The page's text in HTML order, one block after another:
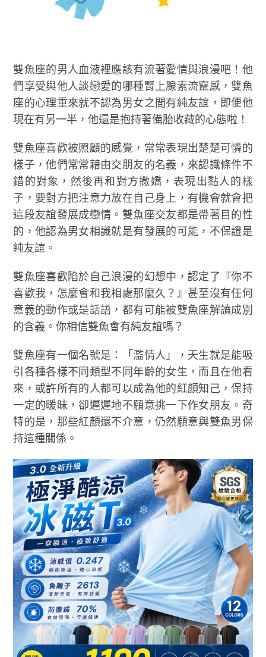
雙魚座的男人血液裡應該有流著愛情與浪漫吧！他
們享受與他人談戀愛的哪種腎上腺素流竄感，雙魚
座的心理重來就不認為男女之間有純友誼，即便他
現在有另一半，他還是抱持著備胎收藏的心態啦！
雙魚座喜歡被照顧的感覺，常常表現出楚楚可憐的
樣子，他們常常藉由交朋友的名義，來認識條件不
錯的對象，然後再和對方撒嬌，表現出黏人的樣
子，要對方把注意力放在自己身上，有機會就會把
這段友誼發展成戀情。雙魚座交友都是帶著目的性
的，他認為男女相識就是有發展的可能，不保證是
純友誼。
雙魚座喜歡陷於自己浪漫的幻想中，認定了『你不
喜歡我，怎麼會和我相處那麼久？』甚至沒有任何
意義的動作或是話語，都有可能被雙魚座解讀成別
的含義。你相信雙魚會有純友誼嗎？
雙魚座有一個名號是：「濫情人」，天生就是能吸
引各種各樣不同類型不同年齡的女生，而且在他看
來，或許所有的人都可以成為他的紅顏知己，保持
一定的暖昧，卻遲遲地不願意挑一下作女朋友。奇
特的是，那些紅顏還不介意，仍然願意與雙魚男保
持這種關係。